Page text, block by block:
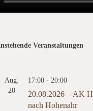
Veranstaltungen
Aug.
20
17:00 - 20:00
20.08.2026 – AK
nach Hohenahr